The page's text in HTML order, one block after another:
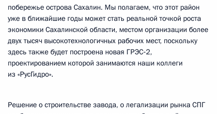
побережье острова Сахалин. Мы полагаем, что этот район
уже в ближайшие годы может стать реальной точкой роста
экономики Сахалинской области, местом организации более
двух тысяч высокотехнологичных рабочих мест, поскольку
здесь также будет построена новая ГРЭС‑2,
проектированием которой занимаются наши коллеги
из «РусГидро».
Решение о строительстве завода, о легализации рынка СПГ